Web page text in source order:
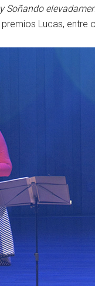
Soñando
Lucas, entre